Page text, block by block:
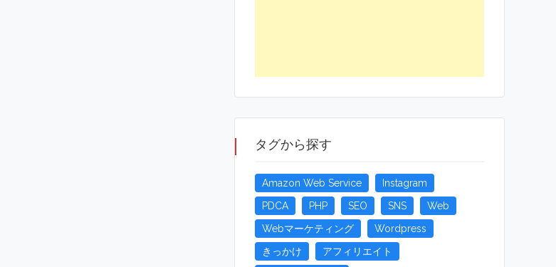
タグから探す
Amazon Web Service
Instagram
PDCA
PHP SEO SNS
Web
Webマーケティング
Wordpress
きっかけ
アフィリエイト